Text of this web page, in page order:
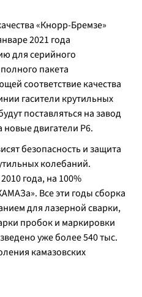
«Кнорр-Бремзе»
2021 года
для серийного
пакета
соответствие качества
гасители крутильных
поставляться на завод
новые двигатели Р6.
безопасность и защита
колебаний.
года, на 100%
Все эти годы сборка
для лазерной сварки,
пробок и маркировки
уже более 540 тыс.
камазовских